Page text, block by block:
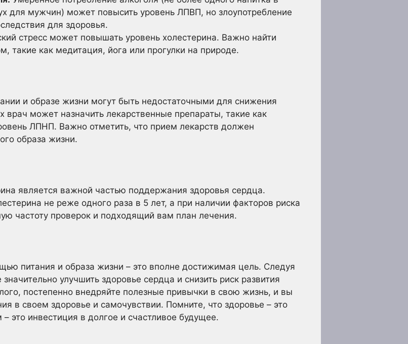
для мужчин) может повысить уровень ЛПВП, но злоупотребление
для здоровья.
стресс может повышать уровень холестерина. Важно найти
такие как медитация, йога или прогулки на природе.
и образе жизни могут быть недостаточными для снижения
врач может назначить лекарственные препараты, такие как
ЛПНП. Важно отметить, что прием лекарств должен
образа жизни.
является важной частью поддержания здоровья сердца.
не реже одного раза в 5 лет, а при наличии факторов риска
частоту проверок и подходящий вам план лечения.
питания и образа жизни – это вполне достижимая цель. Следуя
улучшить здоровье сердца и снизить риск развития
постепенно внедряйте полезные привычки в свою жизнь, и вы
в своем здоровье и самочувствии. Помните, что здоровье – это
это инвестиция в долгое и счастливое будущее.